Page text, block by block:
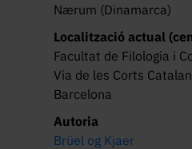
Nærum (Dinamarca)
Localització actual
Facultat de Filologia i
Via de les Corts
Barcelona
Autoria
Brüel og Kjaer